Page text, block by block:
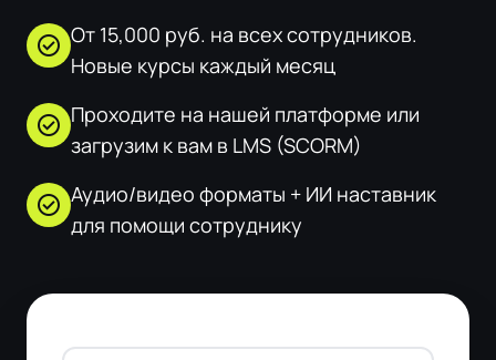
check_circle От 15,000 руб. на всех сотрудников.
Новые курсы каждый месяц
check_circle Проходите на нашей платформе или
загрузим к вам в LMS (SCORM)
check_circle Аудио/видео форматы + ИИ наставник
для помощи сотруднику